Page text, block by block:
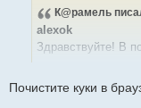
К@рамель
alexok
Здравствуйте! В
Почистите куки в